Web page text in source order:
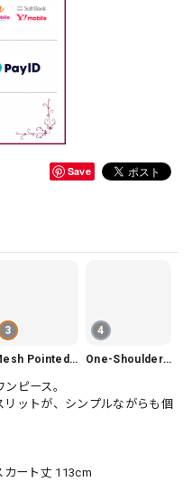
Save
3
Mesh Pointed Toe Pumps V165
4
One-Shoulder Slim-Fit Flattering Mermaid Skirt Dress V2295
ピース。
ットが、シンプルながらも個
カート丈 113cm